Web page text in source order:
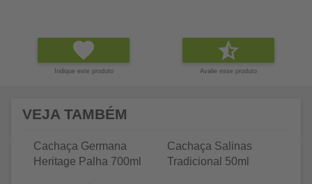
Indique este produto Avalie esse produto
VEJA TAMBÉM
Cachaça Germana
Heritage Palha 700ml
Cachaça Salinas
Tradicional 50ml